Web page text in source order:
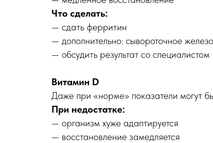
Что сделать:
— сдать ферритин
— дополнительно: сывороточное
— обсудить результат со специалистом
Витамин D
Даже при «норме» показатели могут
При недостатке:
— организм хуже адаптируется
— восстановление замедляется